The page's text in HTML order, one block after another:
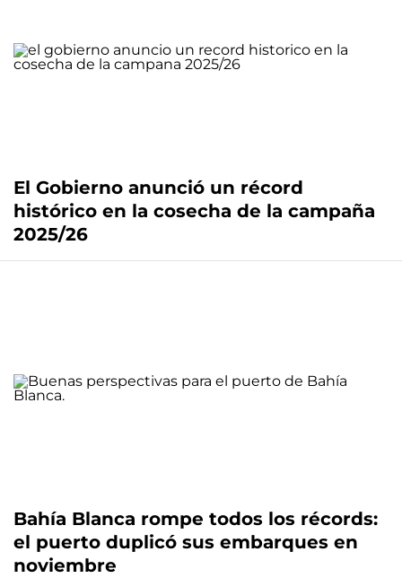
El Gobierno anunció un récord
histórico en la cosecha de la campaña
2025/26
Bahía Blanca rompe todos los récords:
el puerto duplicó sus embarques en
noviembre